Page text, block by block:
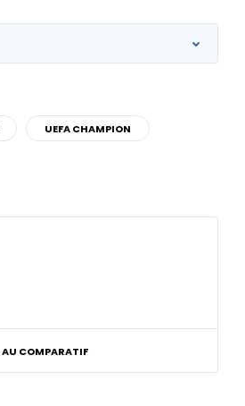
UEFA CHAMPION
COMPARATIF